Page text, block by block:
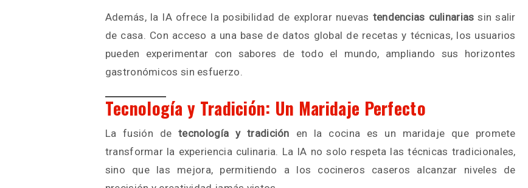
Además, la IA ofrece la posibilidad de explorar nuevas tendencias culinarias sin salir
de casa. Con acceso a una base de datos global de recetas y técnicas, los usuarios
pueden experimentar con sabores de todo el mundo, ampliando sus horizontes
gastronómicos sin esfuerzo.
Tecnología y Tradición: Un Maridaje Perfecto
La fusión detecnología y tradición en la cocina es un maridaje que promete
transformar la experiencia culinaria. La IA no solo respeta las técnicas tradicionales,
sino que las mejora, permitiendo a los cocineros caseros alcanzar niveles de